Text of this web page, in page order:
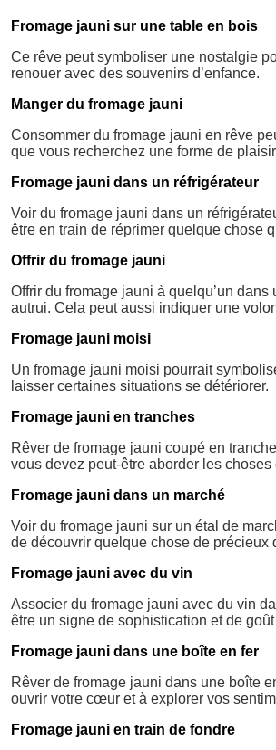
Fromage jauni sur une table en bois
Ce rêve peut symboliser une nostalgie
renouer avec des souvenirs d’enfance.
Manger du fromage jauni
Consommer du fromage jauni en rêve
que vous recherchez une forme de
Fromage jauni dans un réfrigérateur
Voir du fromage jauni dans un
être en train de réprimer quelque chose
Offrir du fromage jauni
Offrir du fromage jauni à quelqu’un
autrui. Cela peut aussi indiquer une
Fromage jauni moisi
Un fromage jauni moisi pourrait
laisser certaines situations se détériorer.
Fromage jauni en tranches
Rêver de fromage jauni coupé en
vous devez peut-être aborder les
Fromage jauni dans un marché
Voir du fromage jauni sur un étal de
de découvrir quelque chose de précieux
Fromage jauni avec du vin
Associer du fromage jauni avec du vin
être un signe de sophistication et de goût
Fromage jauni dans une boîte en fer
Rêver de fromage jauni dans une boîte
ouvrir votre cœur et à explorer vos
Fromage jauni en train de fondre